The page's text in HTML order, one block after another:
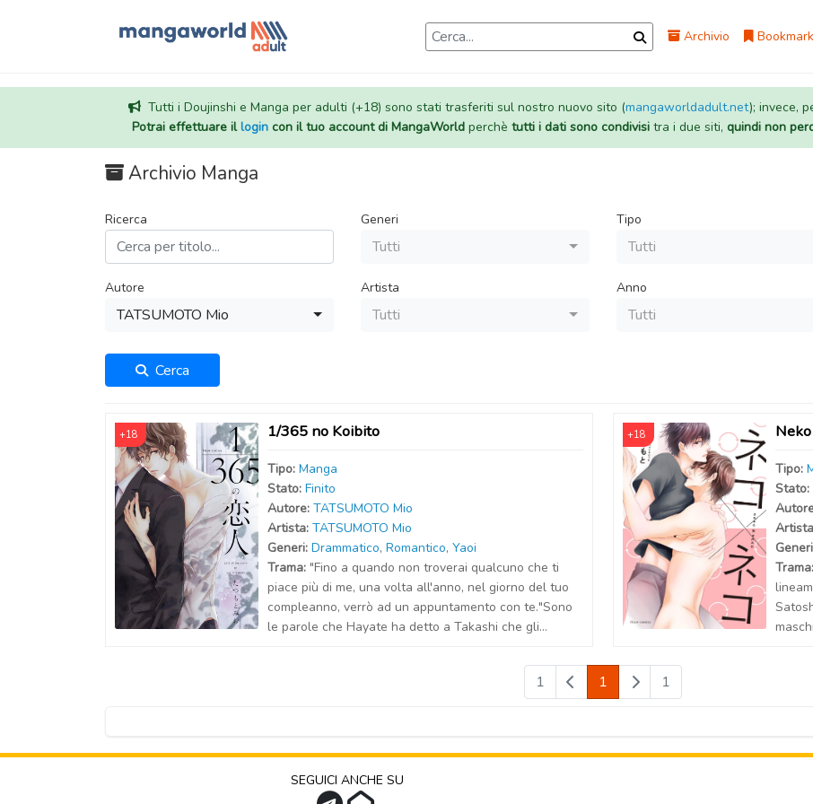
Archivio Bookmark
Tutti i Doujinshi e Manga per adulti (+18) sono stati trasferiti sul nostro nuovo sito (mangaworldadult.net); invece,
Potrai effettuare illogincon il tuo account di MangaWorldperchè tutti i dati sono condivisitra i due siti, quindi non
Archivio Manga
Ricerca Generi
Tutti
Tipo
Tutti
Autore
TATSUMOTO Mio
Artista
Tutti
Anno
Tutti
Cerca
+18 1/365 no Koibito
Tipo: Manga
Stato: Finito
Autore: TATSUMOTO Mio
Artista: TATSUMOTO Mio
Generi: Drammatico, Romantico, Yaoi
Trama: "Fino a quando non troverai qualcuno che ti
piace più di me, una volta all'anno, nel giorno del tuo
compleanno, verrò ad un appuntamento con te."Sono
le parole che Hayate ha detto a Takashi che gli...
+18
Tipo:
Stato:
Autor
Artista
1 1 1
SEGUICI ANCHE SU